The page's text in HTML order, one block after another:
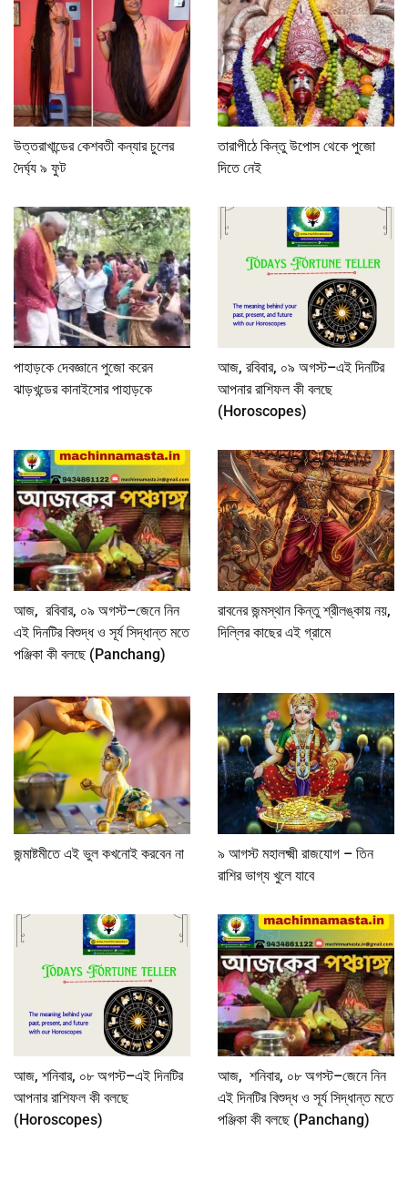
উত্তরাখান্ডের কেশবতী কন্যার চুলের
দৈর্ঘ্য ৯ ফুট
তারাপীঠে কিন্তু উপোস থেকে পুজো
দিতে নেই
পাহাড়কে দেবজ্ঞানে পুজো করেন
ঝাড়খন্ডের কানাইসোর পাহাড়কে
আজ, রবিবার, ০৯ অগস্ট–এই দিনটির
আপনার রাশিফল কী বলছে
(Horoscopes)
আজ, রবিবার, ০৯ অগস্ট–জেনে নিন
এই দিনটির বিশুদ্ধ ও সূর্য সিদ্ধান্ত মতে
পঞ্জিকা কী বলছে (Panchang)
রাবনের জন্মস্থান কিন্তু শ্রীলঙ্কায় নয়,
দিল্লির কাছের এই গ্রামে
জন্মাষ্টমীতে এই ভুল কখনোই করবেন না
৯ আগস্ট মহালক্ষ্মী রাজযোগ – তিন
রাশির ভাগ্য খুলে যাবে
আজ, শনিবার, ০৮ অগস্ট–এই দিনটির
আপনার রাশিফল কী বলছে
(Horoscopes)
আজ, শনিবার, ০৮ অগস্ট–জেনে নিন
এই দিনটির বিশুদ্ধ ও সূর্য সিদ্ধান্ত মতে
পঞ্জিকা কী বলছে (Panchang)